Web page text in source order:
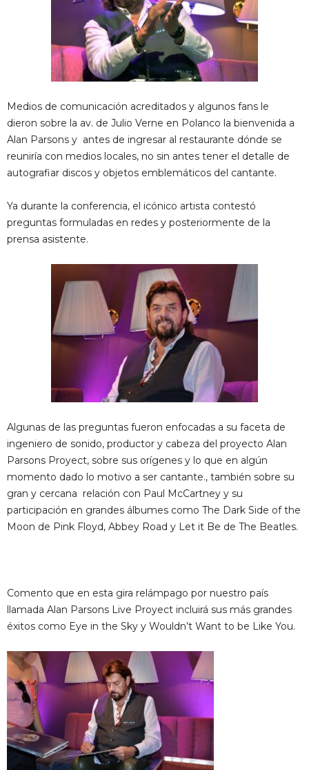
Medios de comunicación acreditados y algunos fans le
dieron sobre la av. de Julio Verne en Polanco la bienvenida a
Alan Parsons y antes de ingresar al restaurante dónde se
reuniría con medios locales, no sin antes tener el detalle de
autografiar discos y objetos emblemáticos del cantante.
Ya durante la conferencia, el icónico artista contestó
preguntas formuladas en redes y posteriormente de la
prensa asistente.
Algunas de las preguntas fueron enfocadas a su faceta de
ingeniero de sonido, productor y cabeza del proyecto Alan
Parsons Proyect, sobre sus orígenes y lo que en algún
momento dado lo motivo a ser cantante., también sobre su
gran y cercana relación con Paul McCartney y su
participación en grandes álbumes como The Dark Side of the
Moon de Pink Floyd, Abbey Road y Let it Be de The Beatles.
Comento que en esta gira relámpago por nuestro país
llamada Alan Parsons Live Proyect incluirá sus más grandes
éxitos como Eye in the Sky y Wouldn’t Want to be Like You.